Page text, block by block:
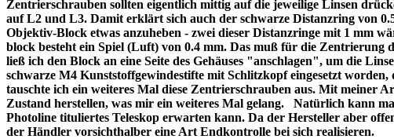
Zentrierschrauben sollten eigentlich mittig auf die jeweilige Linsen
auf L2 und L3. Damit erklärt sich auch der schwarze Distanzring von
Objektiv-Block etwas anzuheben - zwei dieser Distanzringe mit 1 mm
block besteht ein Spiel (Luft) von 0.4 mm. Das muß für die Zentrierung
ließ ich den Block an eine Seite des Gehäuses "anschlagen", um die
schwarze M4 Kunststoffgewindestifte mit Schlitzkopf eingesetzt
tauschte ich ein weiteres Mal diese Zentrierschrauben aus. Mit meiner
Zustand herstellen, was mir ein weiteres Mal gelang. Natürlich kann
Photoline tituliertes Teleskop erwarten kann. Da der Hersteller aber
der Händler vorsichthalber eine Art Endkontrolle bei sich realisieren.